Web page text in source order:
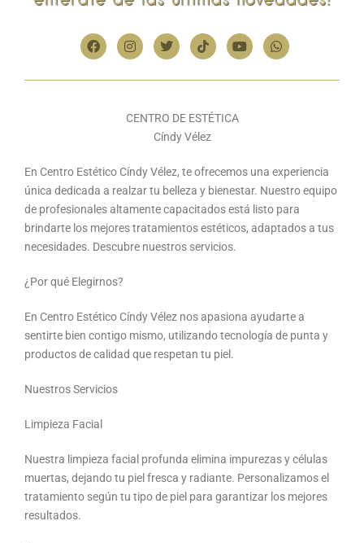
CENTRO DE ESTÉTICA
Cíndy Vélez
En Centro Estético Cíndy Vélez, te ofrecemos una experiencia
única dedicada a realzar tu belleza y bienestar. Nuestro equipo
de profesionales altamente capacitados está listo para
brindarte los mejores tratamientos estéticos, adaptados a tus
necesidades. Descubre nuestros servicios.
¿Por qué Elegirnos?
En Centro Estético Cíndy Vélez nos apasiona ayudarte a
sentirte bien contigo mismo, utilizando tecnología de punta y
productos de calidad que respetan tu piel.
Nuestros Servicios
Limpieza Facial
Nuestra limpieza facial profunda elimina impurezas y células
muertas, dejando tu piel fresca y radiante. Personalizamos el
tratamiento según tu tipo de piel para garantizar los mejores
resultados.